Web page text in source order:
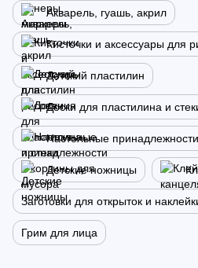
Акварель, гуашь, акрил
Кисточки и аксессуары для
Детский пластилин
Доски для пластилина и
Настольные
Детские ножницы
Заготовки для открыток и
Грим для лица